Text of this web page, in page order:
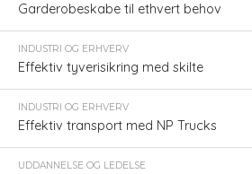
Garderobeskabe til ethvert behov
INDUSTRI OG ERHVERV
Effektiv tyverisikring med skilte
INDUSTRI OG ERHVERV
Effektiv transport med NP Trucks
UDDANNELSE OG LEDELSE